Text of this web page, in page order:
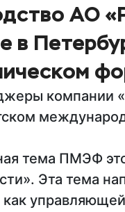
АО
в
компании
тема ПМЭФ
Эта тема